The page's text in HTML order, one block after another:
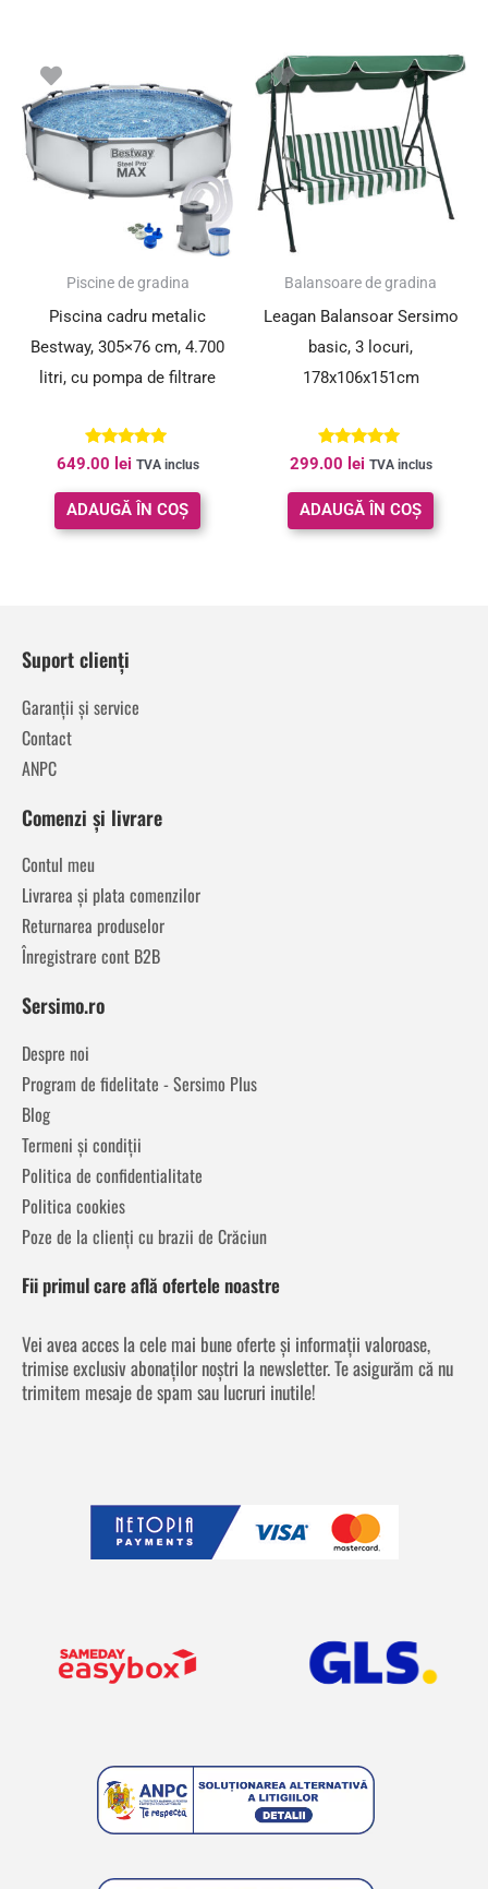
Piscine de gradina
Piscina cadru metalic
Bestway, 305×76 cm, 4.700
litri, cu pompa de filtrare
Evaluat la
4.80
din 5
649.00 lei TVA inclus
ADAUGĂ ÎN COȘ
Balansoare de gradina
Leagan Balansoar Sersimo
basic, 3 locuri,
178x106x151cm
Evaluat la
4.90
din 5
299.00 lei TVA inclus
ADAUGĂ ÎN COȘ
Suport clienți
Garanții și service
Contact
ANPC
Comenzi și livrare
Contul meu
Livrarea și plata comenzilor
Returnarea produselor
Înregistrare cont B2B
Sersimo.ro
Despre noi
Program de fidelitate - Sersimo Plus
Blog
Termeni și condiții
Politica de confidentialitate
Politica cookies
Poze de la clienți cu brazii de Crăciun
Fii primul care află ofertele noastre
Vei avea acces la cele mai bune oferte și informații valoroase,
trimise exclusiv abonaților noștri la newsletter. Te asigurăm că nu
trimitem mesaje de spam sau lucruri inutile!